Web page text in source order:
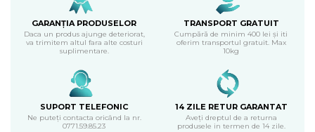
GARANȚIA PRODUSELOR
Daca un produs ajunge deteriorat,
va trimitem altul fara alte costuri
suplimentare.
TRANSPORT GRATUIT
Cumpără de minim 400 lei și iti
oferim transportul gratuit. Max
10kg
SUPORT TELEFONIC
Ne puteți contacta oricând la nr.
0771.59.85.23
14 ZILE RETUR GARANTAT
Aveți dreptul de a returna
produsele in termen de 14 zile.